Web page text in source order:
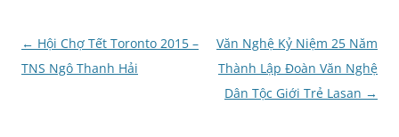
Post
navigation
← Hội Chợ Tết Toronto 2015 –
TNS Ngô Thanh Hải
Văn Nghệ Kỷ Niệm 25 Năm
Thành Lập Đoàn Văn Nghệ
Dân Tộc Giới Trẻ Lasan →